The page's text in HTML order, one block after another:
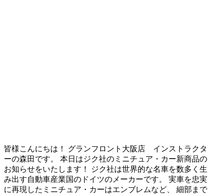
皆様こんにちは！ グランフロント大阪店 インストラクタ
ーの森田です。 本日はジク社のミニチュア・カー新商品の
お知らせをいたします！ ジク社は世界的な名車を数多く生
み出す自動車産業国のドイツのメーカーです。 実車を忠実
に再現したミニチュア・カーはエンブレムなど、 細部まで